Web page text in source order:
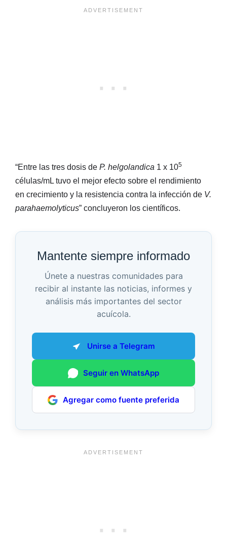
“Entre las tres dosis de P. helgolandica 1 x 105
células/mL tuvo el mejor efecto sobre el rendimiento
en crecimiento y la resistencia contra la infección de V.
parahaemolyticus” concluyeron los científicos.
Mantente siempre informado
Únete a nuestras comunidades para
recibir al instante las noticias, informes y
análisis más importantes del sector
acuícola.
Unirse a Telegram
Seguir en WhatsApp
Agregar como fuente preferida